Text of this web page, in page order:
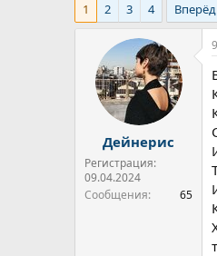
о
м
а
а
ч
а
л
1
2 3 4 Вперёд
Дейнерис
Регистрация:
09.04.2024
Сообщения
65